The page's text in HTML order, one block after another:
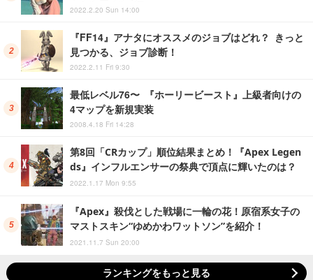
2022.2.20 Sun 14:00
『FF14』アナタにオススメのジョブはどれ？ きっと
見つかる、ジョブ診断！
2022.2.11 Fri 9:30
最低レベル76〜 『ホーリービースト』上級者向けの
4マップを新規実装
2008.4.18 Fri 14:28
第8回「CRカップ」順位結果まとめ！『Apex Legen
ds』インフルエンサーの祭典で頂点に輝いたのは？
2022.1.17 Mon 9:55
『Apex』殺伐とした戦場に一輪の花！原宿系女子の
マストスキン“ゆめかわワットソン”を紹介！
2021.11.7 Sun 20:00
ランキングをもっと見る